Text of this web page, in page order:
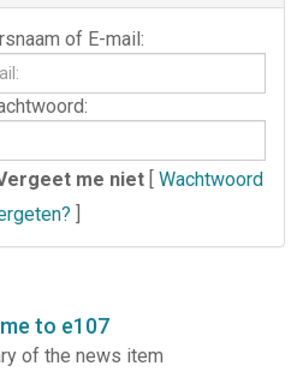
of E-mail:Gebruikersnaam
E-
mail:
me niet
Wachtwoord
]
to e107
of the news item